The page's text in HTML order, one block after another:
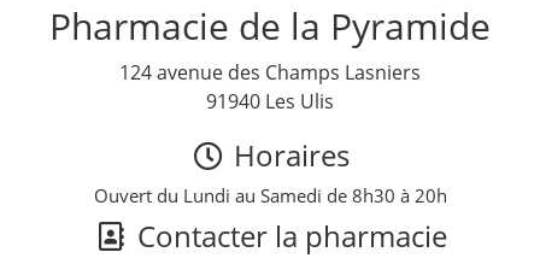
Pharmacie de la Pyramide
124 avenue des Champs Lasniers
91940 Les Ulis
Horaires
Ouvert du Lundi au Samedi de 8h30 à 20h
Contacter la pharmacie